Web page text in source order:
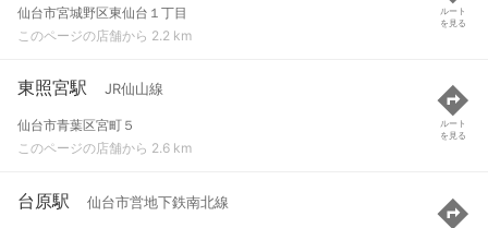
仙台市宮城野区東仙台１丁目
このページの店舗から 2.2 km
ルート
を見る
東照宮駅 JR仙山線
仙台市青葉区宮町５
このページの店舗から 2.6 km
ルート
を見る
台原駅 仙台市営地下鉄南北線